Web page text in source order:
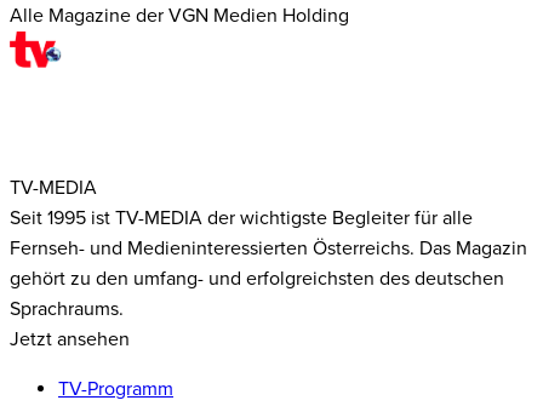
Alle Magazine der VGN Medien Holding
TV-MEDIA
Seit 1995 ist TV-MEDIA der wichtigste Begleiter für alle
Fernseh- und Medieninteressierten Österreichs. Das Magazin
gehört zu den umfang- und erfolgreichsten des deutschen
Sprachraums.
Jetzt ansehen
TV-Programm